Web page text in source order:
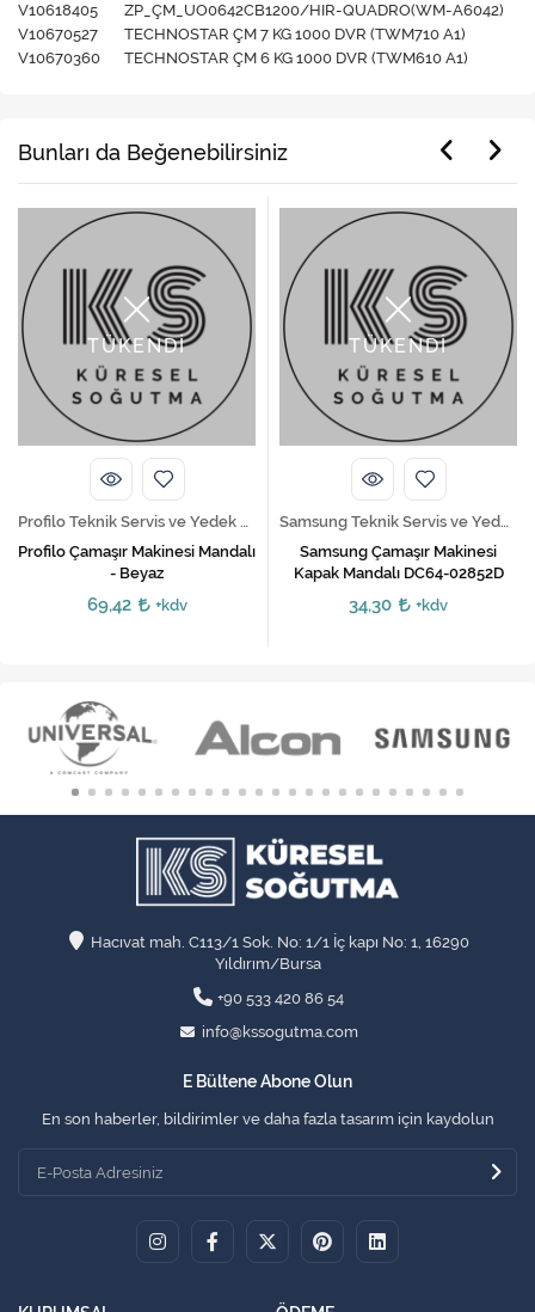
V10618405
ZP_ÇM_UO0642CB1200/HIR-QUADRO(WM-A6042)
V10670527
TECHNOSTAR ÇM 7 KG 1000 DVR (TWM710 A1)
V10670360
TECHNOSTAR ÇM 6 KG 1000 DVR (TWM610 A1)
Bunları da Beğenebilirsiniz
TÜKENDİ
Profilo Teknik Servis ve Yedek Parça Hizmetleri
Profilo Çamaşır Makinesi Mandalı
- Beyaz
69,42 +kdv
TÜKENDİ
Samsung Teknik Servis ve Yedek Parça Hizmetleri
Samsung Çamaşır Makinesi
Kapak Mandalı DC64-02852D
34,30 +kdv
Hacıvat mah. C113/1 Sok. No: 1/1 İç kapı No: 1, 16290
Yıldırım/Bursa
+90 533 420 86 54
info@kssogutma.com
E Bültene Abone Olun
En son haberler, bildirimler ve daha fazla tasarım için kaydolun